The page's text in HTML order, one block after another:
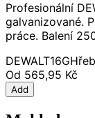
Profesionální
galvanizované.
práce. Balení
DEWALT16G
Od 565,95 Kč
Add